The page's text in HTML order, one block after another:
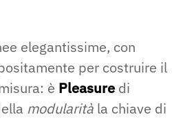
elegantissime, con
per costruire il
è Pleasure di
modularità la chiave di